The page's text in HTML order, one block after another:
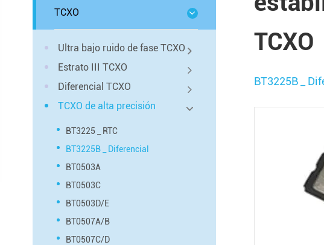
TCXO
Ultra bajo ruido de fase TCXO
Estrato III TCXO
Diferencial TCXO
TCXO de alta precisión
BT3225 _ RTC
BT3225B _ Diferencial
BT0503A
BT0503C
BT0503D/E
BT0507A/B
BT0507C/D
TCXO
BT3225B _